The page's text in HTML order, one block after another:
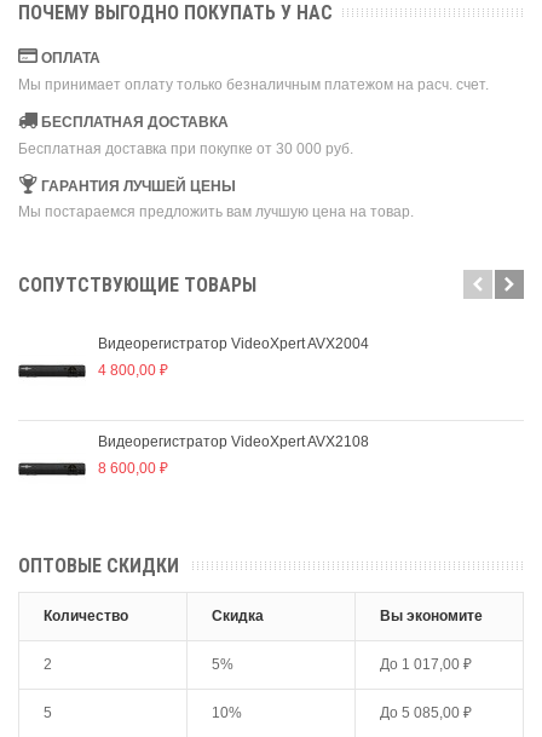
ПОЧЕМУ ВЫГОДНО ПОКУПАТЬ У НАС
ОПЛАТА
Мы принимает оплату только безналичным платежом на расч. счет.
БЕСПЛАТНАЯ ДОСТАВКА
Бесплатная доставка при покупке от 30 000 руб.
ГАРАНТИЯ ЛУЧШЕЙ ЦЕНЫ
Мы постараемся предложить вам лучшую цена на товар.
CОПУТСТВУЮЩИЕ ТОВАРЫ
Видеорегистратор VideoXpert AVX2004
4 800,00 ₽
Видеорегистратор VideoXpert AVX2108
8 600,00 ₽
ОПТОВЫЕ СКИДКИ
Количество Скидка Вы экономите
2 5% До 1 017,00 ₽
5 10% До 5 085,00 ₽